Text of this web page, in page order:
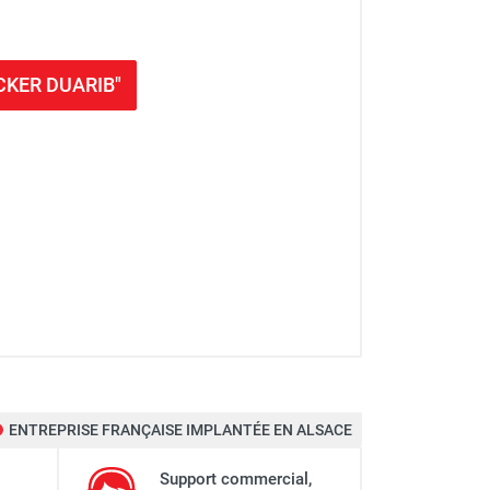
DUARIB"
: 6,90 m - DUARIB
ENTREPRISE FRANÇAISE IMPLANTÉE EN ALSACE
Support commercial,